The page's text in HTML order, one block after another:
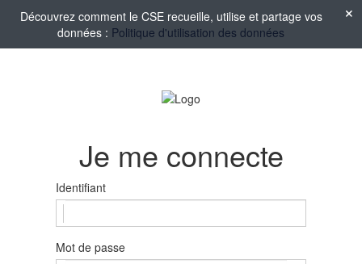
Découvrez comment le CSE recueille, utilise et partage vos
données : Politique d'utilisation des données
Je me connecte
Identifiant
Mot de passe